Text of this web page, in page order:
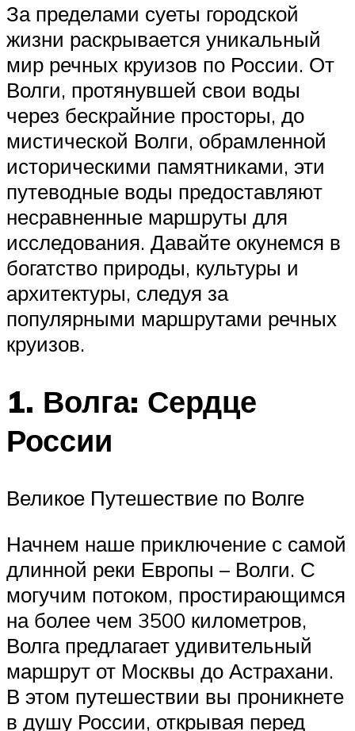
За пределами суеты городской
жизни раскрывается уникальный
мир речных круизов по России. От
Волги, протянувшей свои воды
через бескрайние просторы, до
мистической Волги, обрамленной
историческими памятниками, эти
путеводные воды предоставляют
несравненные маршруты для
исследования. Давайте окунемся в
богатство природы, культуры и
архитектуры, следуя за
популярными маршрутами речных
круизов.
1. Волга: Сердце
России
Великое Путешествие по Волге
Начнем наше приключение с самой
длинной реки Европы – Волги. С
могучим потоком, простирающимся
на более чем 3500 километров,
Волга предлагает удивительный
маршрут от Москвы до Астрахани.
В этом путешествии вы проникнете
в душу России, открывая перед